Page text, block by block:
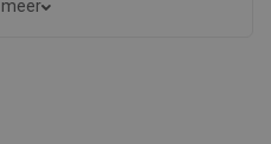
meer